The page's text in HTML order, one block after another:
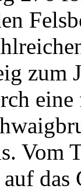
zum
Vom
das